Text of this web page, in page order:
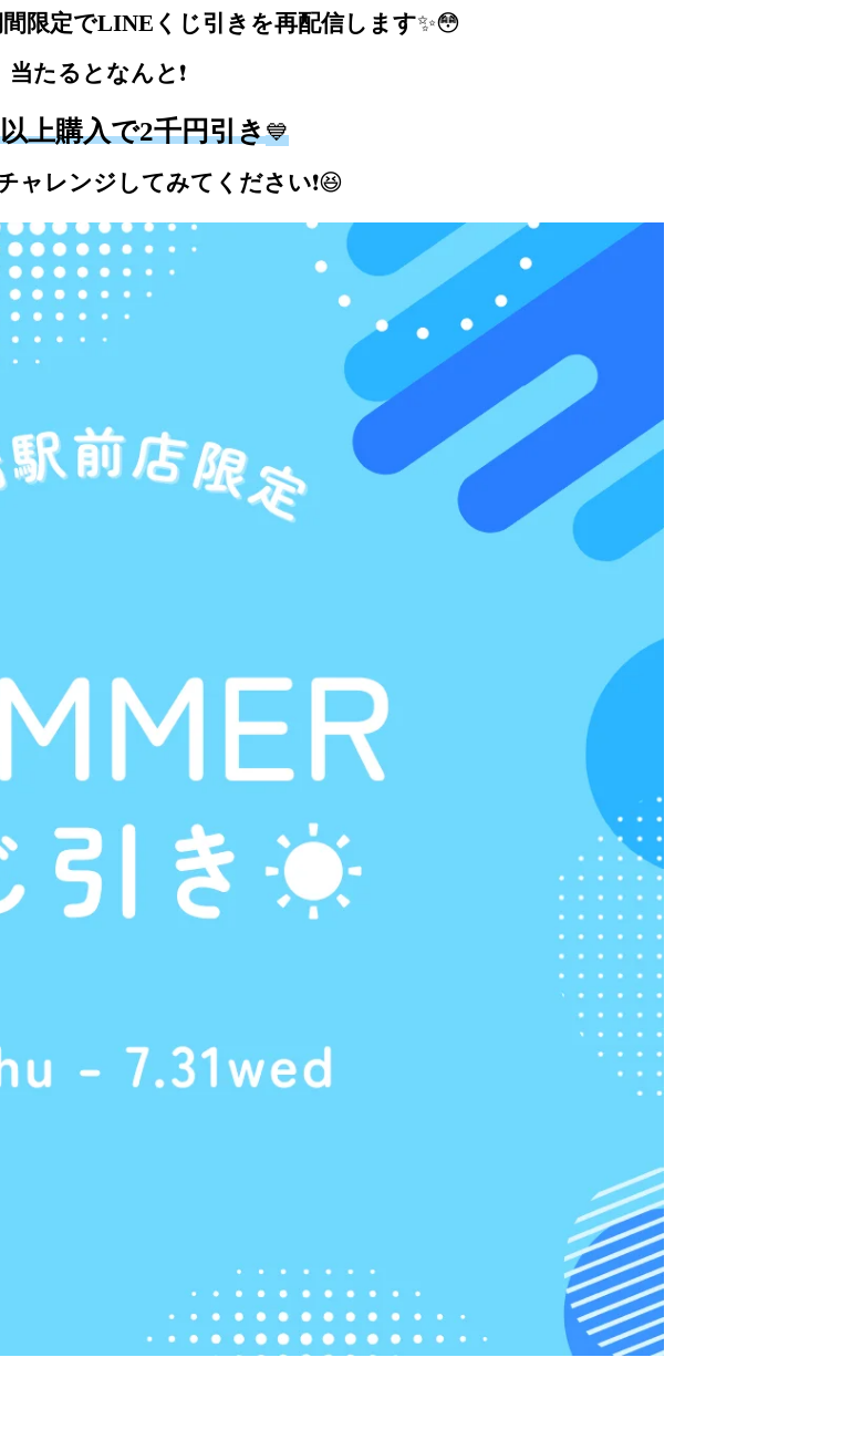
限定でLINEくじ引きを再配信します✨😳
当たるとなんと ❗
上購入で2千円引き💙
ャレンジしてみて ください❗😆